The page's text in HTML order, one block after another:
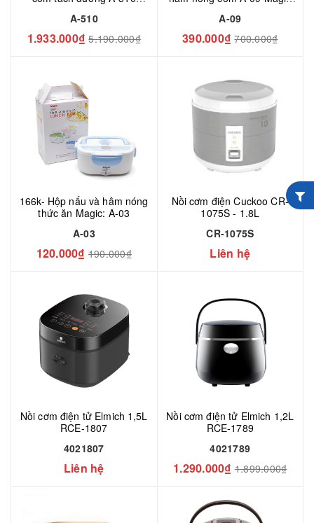
A-510
1.933.000₫ 5.190.000₫
A-09
390.000₫ 700.000₫
166k- Hộp nấu và hâm nóng
thức ăn Magic: A-03
A-03
120.000₫ 190.000₫
Nồi cơm điện Cuckoo CR-
1075S - 1.8L
CR-1075S
Liên hệ
Nồi cơm điện tử Elmich 1,5L
RCE-1807
4021807
Liên hệ
Nồi cơm điện tử Elmich 1,2L
RCE-1789
4021789
1.290.000₫ 1.899.000₫